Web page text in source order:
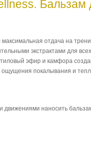
Бальзам
отдача на
экстрактами для
эфир и камфора
покалывания и
движениями наносить